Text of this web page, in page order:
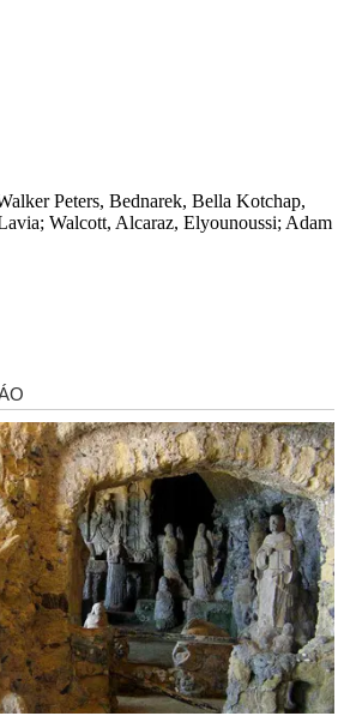
Peters, Bednarek, Bella Kotchap,
Walcott, Alcaraz, Elyounoussi; Adam